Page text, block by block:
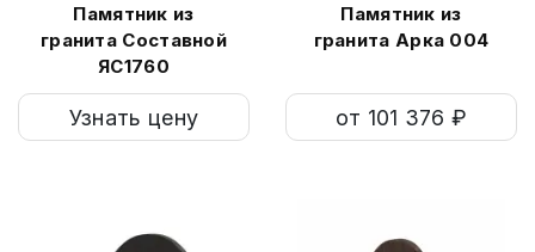
Памятник из
гранита Составной
ЯС1760
Узнать цену
Памятник из
гранита Арка 004
от 101 376 ₽